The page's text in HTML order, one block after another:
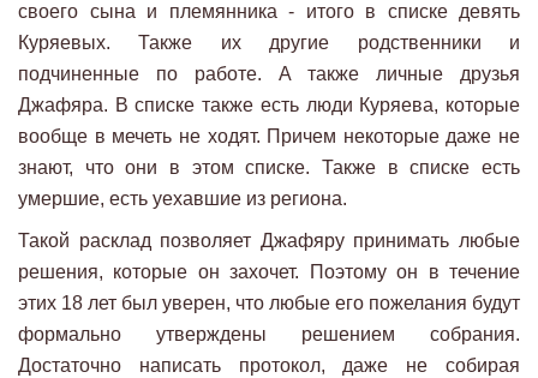
своего сына и племянника - итого в списке девять
Куряевых. Также их другие родственники и
подчиненные по работе. А также личные друзья
Джафяра. В списке также есть люди Куряева, которые
вообще в мечеть не ходят. Причем некоторые даже не
знают, что они в этом списке. Также в списке есть
умершие, есть уехавшие из региона.
Такой расклад позволяет Джафяру принимать любые
решения, которые он захочет. Поэтому он в течение
этих 18 лет был уверен, что любые его пожелания будут
формально утверждены решением собрания.
Достаточно написать протокол, даже не собирая